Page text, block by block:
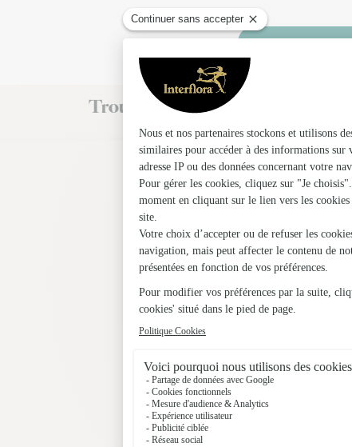
Faire livrer des
Trouvez un fleuriste Interflora à